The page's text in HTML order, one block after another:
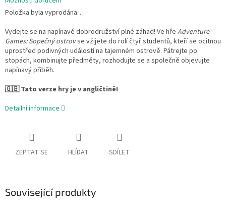
Položka byla vyprodána…
Vydejte se na napínavé dobrodružství plné záhad! Ve hře Adventure
Games: Sopečný ostrovse vžijete do rolí čtyř studentů, kteří se ocitnou
uprostřed podivných událostí na tajemném ostrově. Pátrejte po
stopách, kombinujte předměty, rozhodujte se a společně objevujte
napínavý příběh.
🇬🇧 Tato verze hry je v angličtině!
Detailní informace
ZEPTAT SE HLÍDAT SDÍLET
Související produkty